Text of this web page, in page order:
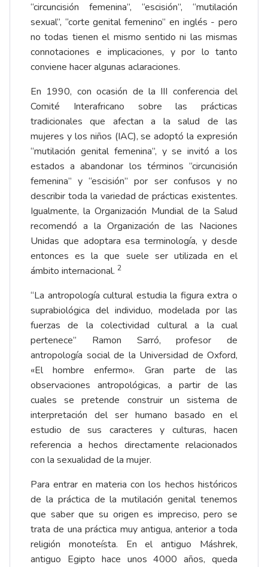
“circuncisión femenina”, “escisión”, “mutilación
sexual”, “corte genital femenino” en inglés - pero
no todas tienen el mismo sentido ni las mismas
connotaciones e implicaciones, y por lo tanto
conviene hacer algunas aclaraciones.
En 1990, con ocasión de la III conferencia del
Comité Interafricano sobre las prácticas
tradicionales que afectan a la salud de las
mujeres y los niños (IAC), se adoptó la expresión
“mutilación genital femenina”, y se invitó a los
estados a abandonar los términos “circuncisión
femenina” y “escisión” por ser confusos y no
describir toda la variedad de prácticas existentes.
Igualmente, la Organización Mundial de la Salud
recomendó a la Organización de las Naciones
Unidas que adoptara esa terminología, y desde
entonces es la que suele ser utilizada en el
ámbito internacional. 2
“La antropología cultural estudia la figura extra o
suprabiológica del individuo, modelada por las
fuerzas de la colectividad cultural a la cual
pertenece” Ramon Sarró, profesor de
antropología social de la Universidad de Oxford,
«El hombre enfermo». Gran parte de las
observaciones antropológicas, a partir de las
cuales se pretende construir un sistema de
interpretación del ser humano basado en el
estudio de sus caracteres y culturas, hacen
referencia a hechos directamente relacionados
con la sexualidad de la mujer.
Para entrar en materia con los hechos históricos
de la práctica de la mutilación genital tenemos
que saber que su origen es impreciso, pero se
trata de una práctica muy antigua, anterior a toda
religión monoteísta. En el antiguo Máshrek,
antiguo Egipto hace unos 4000 años, queda